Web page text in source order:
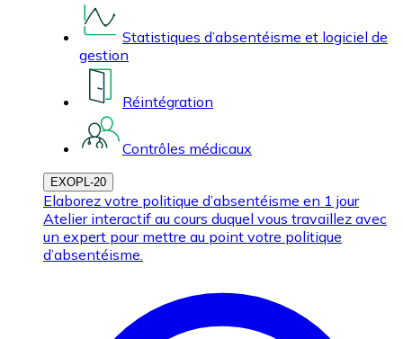
Statistiques d’absentéisme et logiciel de
gestion
Réintégration
Contrôles médicaux
EXOPL-20
Elaborez votre politique d’absentéisme en 1 jour
Atelier interactif au cours duquel vous travaillez avec
un expert pour mettre au point votre politique
d’absentéisme.